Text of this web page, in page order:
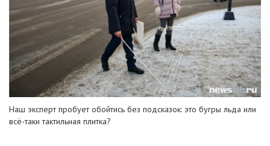
Наш эксперт пробует обойтись без подсказок: это бугры льда или
всё-таки тактильная плитка?